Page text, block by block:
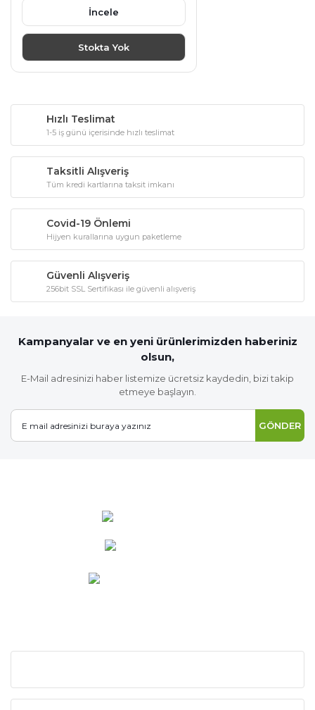
İncele
Stokta Yok
Hızlı Teslimat
1-5 iş günü içerisinde hızlı teslimat
Taksitli Alışveriş
Tüm kredi kartlarına taksit imkanı
Covid-19 Önlemi
Hijyen kurallarına uygun paketleme
Güvenli Alışveriş
256bit SSL Sertifikası ile güvenli alışveriş
Kampanyalar ve en yeni ürünlerimizden haberiniz
olsun,
E-Mail adresinizi haber listemize ücretsiz kaydedin, bizi takip
etmeye başlayın.
GÖNDER